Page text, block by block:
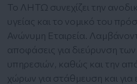
Το ΛΗΤΩ συνεχίζει την
υγείας και το νομικό του
Ανώνυμη Εταιρεία.
αποφάσεις για διεύρυνση
υπηρεσιών, καθώς και την
χώρων για στάθμευση και